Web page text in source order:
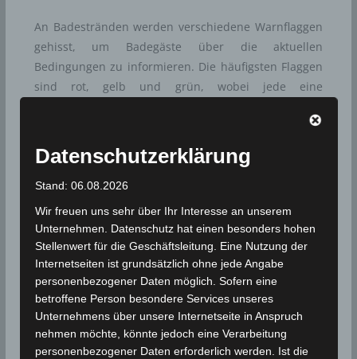
An Badestränden werden verschiedene Warnflaggen
gehisst, um Badegäste über die aktuellen
Bedingungen zu informieren. Die häufigsten Flaggen
sind rot, gelb und grün, wobei jede eine
auch speziellere Flaggen wie die schwarz-weiß
geviertelten Flaggen für Wassersportbereiche und
die violette Flagge, die auf gefährliche
Meereslebewesen hinweist.
Hier eine detailliertere Erklärung der wichtigsten
Flaggen:
Grüne Flagge:Das Baden ist gefahrlos
möglich, die See ist ruhig.
Gelbe Flagge:Mittlere Gefahr, mäßige
Brandung oder Strömungen. Schwimmen
Datenschutzerklärung
Stand: 06.08.2026
Wir freuen uns sehr über Ihr Interesse an unserem
Unternehmen. Datenschutz hat einen besonders hohen
Stellenwert für die Geschäftsleitung. Eine Nutzung der
Internetseiten ist grundsätzlich ohne jede Angabe
personenbezogener Daten möglich. Sofern eine
betroffene Person besondere Services unseres
Unternehmens über unsere Internetseite in Anspruch
nehmen möchte, könnte jedoch eine Verarbeitung
personenbezogener Daten erforderlich werden. Ist die